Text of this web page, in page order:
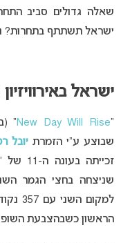
שאלה גדולים סביב
ישראל תשתתף בתחרות?
ישראל באירוויזיון 2025
“
New Day Will Rise
”
שבוצע ע”י הזמרת יובל
הראשון כשבהצבעת